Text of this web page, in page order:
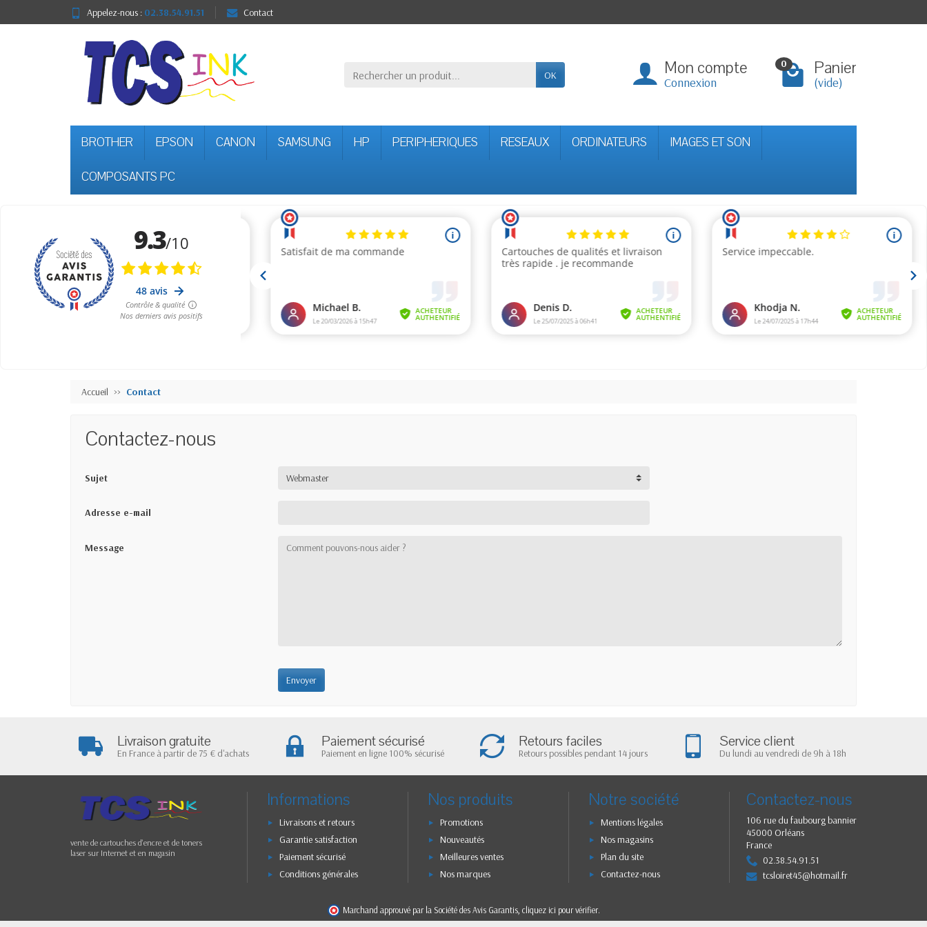
Appelez-nous : 02.38.54.91.51 Contact
OK Mon compte
Connexion
0 Panier
(vide)
BROTHER EPSON CANON SAMSUNG HP PERIPHERIQUES RESEAUX ORDINATEURS IMAGES ET SON
COMPOSANTS PC
Accueil Contact
Contactez-nous
Sujet
Adresse e-mail
Message
Envoyer
Livraison gratuite
En France à partir de 75 € d'achats
Paiement sécurisé
Paiement en ligne 100% sécurisé
Retours faciles
Retours possibles pendant 14 jours
Service client
Du lundi au vendredi de 9h à 18h
vente de cartouches d'encre et de toners
laser sur Internet et en magasin
Informations
Livraisons et retours
Garantie satisfaction
Paiement sécurisé
Conditions générales
Nos produits
Promotions
Nouveautés
Meilleures ventes
Nos marques
Notre société
Mentions légales
Nos magasins
Plan du site
Contactez-nous
Contactez-nous
106 rue du faubourg bannier
45000 Orléans
France
02.38.54.91.51
tcsloiret45@hotmail.fr
Marchand approuvé par la Société des Avis Garantis, cliquez ici pour vérifier.